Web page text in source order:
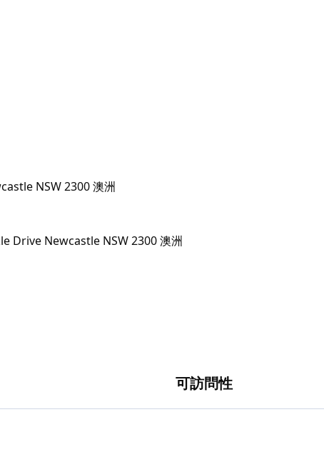
NSW 2300 澳洲
可訪問性